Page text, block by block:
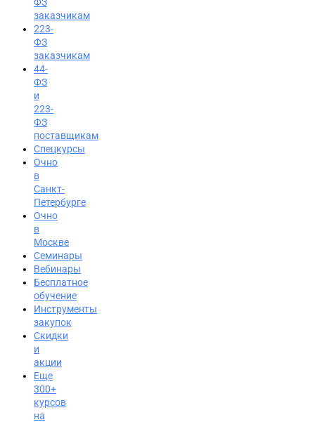
Вход на портал
8 (391) 986-04-74
заказчикам
223-
ФЗ
заказчикам
44-
ФЗ
и
223-
ФЗ
поставщикам
Спецкурсы
Очно
в
Санкт-
Петербурге
Очно
в
Москве
Семинары
Вебинары
Бесплатное
обучение
Инструменты
закупок
Скидки
и
акции
Еще
300+
курсов
на